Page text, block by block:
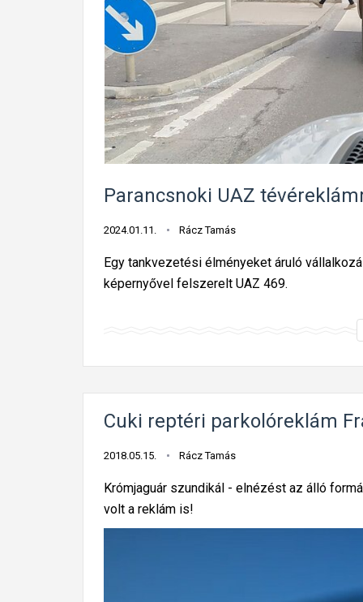
Parancsnoki UAZ
2024.01.11. Rácz Tamás
Egy tankvezetési élményeket áruló
képernyővel felszerelt UAZ 469.
Cuki reptéri parkolóreklám
2018.05.15. Rácz Tamás
Krómjaguár szundikál - elnézést az álló
volt a reklám is!